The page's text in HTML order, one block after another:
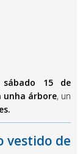
sábado 15 de
unha árbore, un
vestido de